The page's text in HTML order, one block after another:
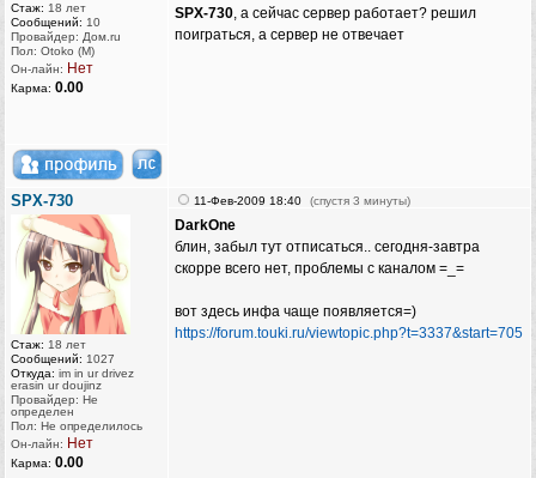
Стаж: 18 лет
Сообщений: 10
Провайдер: Дом.ru
Пол: Otoko (M)
Он-лайн: Нет
Карма: 0.00
SPX-730, а сейчас сервер работает? решил
поиграться, а сервер не отвечает
SPX-730
Стаж: 18 лет
Сообщений: 1027
Откуда: im in ur drivez
erasin ur doujinz
Провайдер: Не
определен
Пол: Не определилось
Он-лайн: Нет
Карма: 0.00
11-Фев-2009 18:40 (спустя 3 минуты)
DarkOne
блин, забыл тут отписаться.. сегодня-завтра
скорре всего нет, проблемы с каналом =_=
вот здесь инфа чаще появляется=)
https://forum.touki.ru/viewtopic.php?t=3337&start=705